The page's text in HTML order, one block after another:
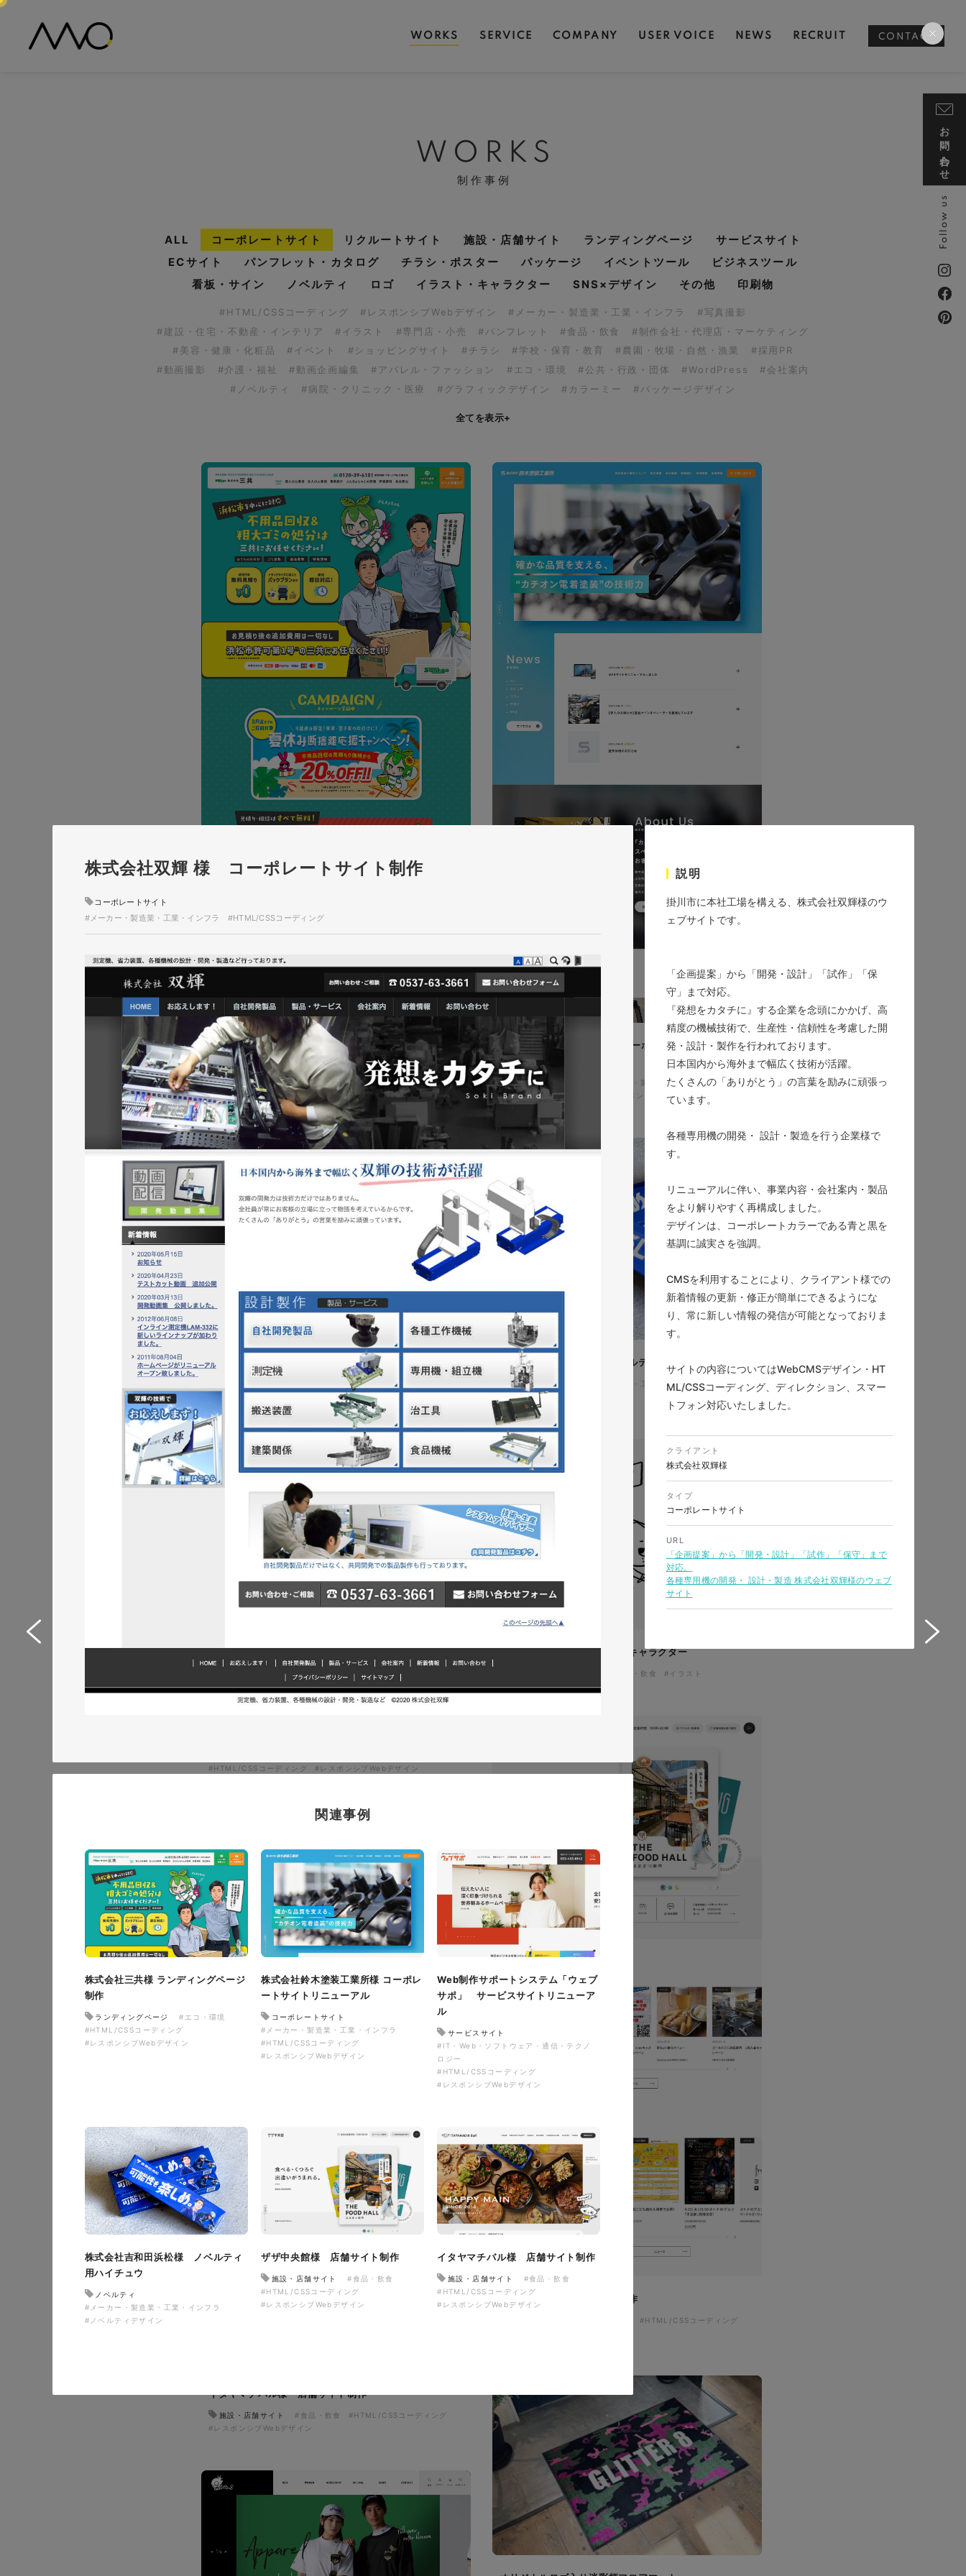
WORKS SERVICE COMPANY USER VOICE NEWS RECRUIT CONTACT
WORKS
制作事例
ALL コーポレートサイト リクルートサイト 施設・店舗サイト ランディングページ
サービスサイト
ECサイト
パンフレット・カタログ チラシ・ポスター パッケージ イベントツール
ビジネスツール
看板・サイン
ノベルティ ロゴ イラスト・キャラクター SNS×デザイン その他 印刷物
#HTML/CSSコーディング #レスポンシブWebデザイン #メーカー・製造業・工業・インフラ
#写真撮影
#建設・住宅・不動産・インテリア
#イラスト #専門店・小売 #パンフレット #食品・飲食
#制作会社・代理店・マーケティング
#美容・健康・化粧品
#イベント #ショッピングサイト #チラシ #学校・保育・教育 #農園・牧場・自然・漁業
#採用PR
#動画撮影
#介護・福祉 #動画企画編集 #アパレル・ファッション #エコ・環境 #公共・行政・団体 #WordPress
#会社案内
#ノベルティ
#病院・クリニック・医療 #グラフィックデザイン #カラーミー #パッケージデザイン
全てを表示+
株式会社三共様 ランディングページ制作
ランディングページ #エコ・環境
#HTML/CSSコーディング
#レスポンシブWebデザイン
株式会社鈴木塗装工業所様 コーポレートサイトリニュー
アル
コーポレートサイト
#メーカー・製造業・工業・インフラ
#HTML/CSSコーディング
#レスポンシブWebデザイン
Web制作サポートシステム「ウェブサポ」 サービスサ
#HTML/CSSコーディング
#レスポンシブWebデザイン
株式会社吉和田浜松様 ノベルティ用ハイチュウ
ノベルティ
#メーカー・製造業・工業・インフラ
#ノベルティデザイン
イタヤマチバル様 イメージキャラクター
#食品・飲食 #イラスト
ザザ中央館様 店舗サイト制作
#HTML/CSSコーディング
イタヤマチバル様 店舗サイト制作
施設・店舗サイト #食品・飲食
#HTML/CSSコーディング
#レスポンシブWebデザイン
株式会社双輝 様 コーポレートサイト制作
コーポレートサイト
#メーカー・製造業・工業・インフラ
#HTML/CSSコーディング
説明
掛川市に本社工場を構える、株式会社双輝様のウ
ェブサイトです。
「企画提案」から「開発・設計」「試作」「保
守」まで対応。
『発想をカタチに』する企業を念頭にかかげ、高
精度の機械技術で、生産性・信頼性を考慮した開
発・設計・製作を行われております。
日本国内から海外まで幅広く技術が活躍。
たくさんの「ありがとう」の言葉を励みに頑張っ
ています。
各種専用機の開発・ 設計・製造を行う企業様で
す。
リニューアルに伴い、事業内容・会社案内・製品
をより解りやすく再構成しました。
デザインは、コーポレートカラーである青と黒を
基調に誠実さを強調。
CMSを利用することにより、クライアント様での
新着情報の更新・修正が簡単にできるようにな
り、常に新しい情報の発信が可能となっておりま
す。
サイトの内容についてはWebCMSデザイン・HT
ML/CSSコーディング、ディレクション、スマー
トフォン対応いたしました。
クライアント
株式会社双輝様
タイプ
コーポレートサイト
URL
「企画提案」から「開発・設計」「試作」「保守」まで
対応。
各種専用機の開発・ 設計・製造 株式会社双輝様のウェブ
サイト
関連事例
株式会社三共様 ランディングページ
制作
ランディングページ
#エコ・環境
#HTML/CSSコーディング
#レスポンシブWebデザイン
株式会社鈴木塗装工業所様 コーポレ
ートサイトリニューアル
コーポレートサイト
#メーカー・製造業・工業・インフラ
#HTML/CSSコーディング
#レスポンシブWebデザイン
Web制作サポートシステム「ウェブ
サポ」 サービスサイトリニューア
ル
サービスサイト
#IT・Web・ソフトウェア・通信・テクノ
ロジー
#HTML/CSSコーディング
#レスポンシブWebデザイン
株式会社吉和田浜松様 ノベルティ
用ハイチュウ
ノベルティ
#メーカー・製造業・工業・インフラ
#ノベルティデザイン
ザザ中央館様 店舗サイト制作
施設・店舗サイト
#食品・飲食
#HTML/CSSコーディング
#レスポンシブWebデザイン
イタヤマチバル様 店舗サイト制作
施設・店舗サイト
#食品・飲食
#HTML/CSSコーディング
#レスポンシブWebデザイン
お問い合わせ
Follow us